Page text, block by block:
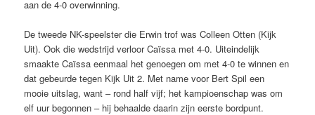
aan de 4-0 overwinning.
De tweede NK-speelster die Erwin trof was Colleen Otten (Kijk
Uit). Ook die wedstrijd verloor Caïssa met 4-0. Uiteindelijk
smaakte Caïssa eenmaal het genoegen om met 4-0 te winnen en
dat gebeurde tegen Kijk Uit 2. Met name voor Bert Spil een
mooie uitslag, want – rond half vijf; het kampioenschap was om
elf uur begonnen – hij behaalde daarin zijn eerste bordpunt.